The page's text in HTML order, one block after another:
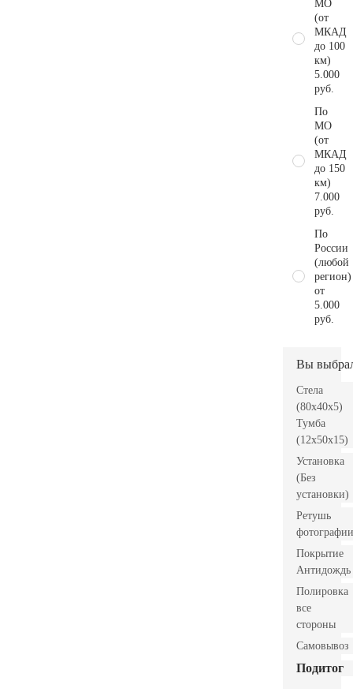
МО
(от
МКАД
до 100
км)
5.000
руб.
По
МО
(от
МКАД
до 150
км)
7.000
руб.
По
России
(любой
регион)
от
5.000
руб.
Вы
Стела
(80x40x5)
Тумба
(12x50x15)
Установка
(Без
установки)
Ретушь
фотографии
Покрытие
Антидождь
Полировка
все
стороны
Самовывоз
Подитог